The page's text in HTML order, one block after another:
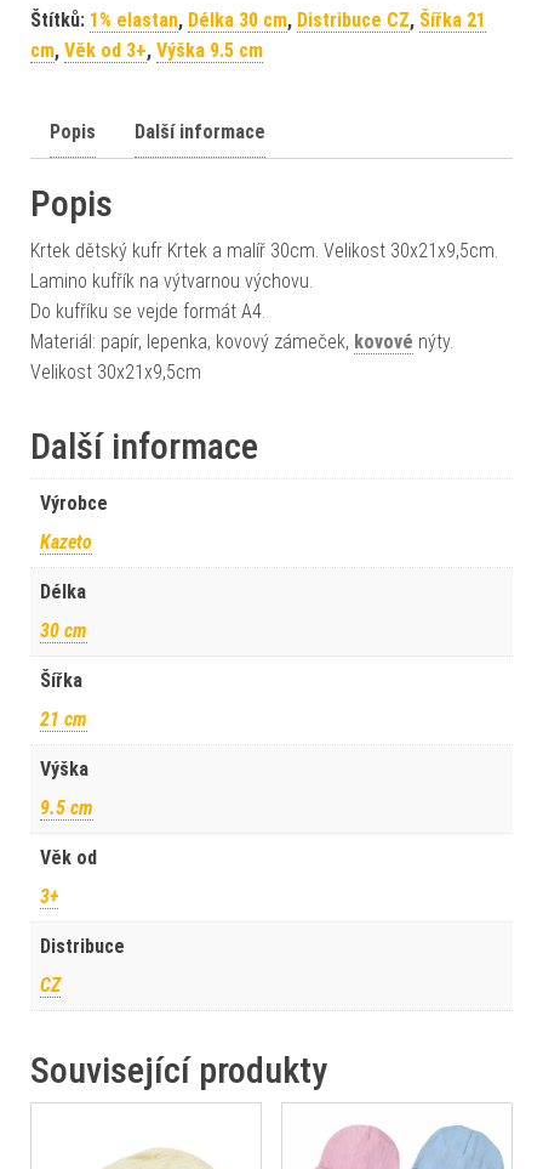
Štítků: 1% elastan, Délka 30 cm, Distribuce CZ, Šířka 21
cm, Věk od 3+, Výška 9.5 cm
Popis Další informace
Popis
Krtek dětský kufr Krtek a malíř 30cm. Velikost 30x21x9,5cm.
Lamino kufřík na výtvarnou výchovu.
Do kufříku se vejde formát A4.
Materiál: papír, lepenka, kovový zámeček, kovové nýty.
Velikost 30x21x9,5cm
Další informace
Výrobce
Kazeto
Délka
30 cm
Šířka
21 cm
Výška
9.5 cm
Věk od
3+
Distribuce
CZ
Související produkty